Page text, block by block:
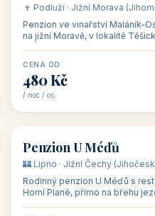
🍷 Podluží · Jižní Morava
Penzion ve vinařství Maláník-
na jižní Moravě, v lokalitě
CENA OD
480 Kč
/ noc / os.
🏡 penzion
Penzion U Méďů
🏰 Lipno · Jižní Čechy
Rodinný penzion U Méďů s
Horní Plané, přímo na břehu